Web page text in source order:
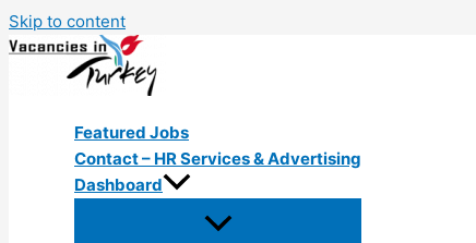
Skip to content
Featured Jobs
Contact – HR Services & Advertising
Dashboard